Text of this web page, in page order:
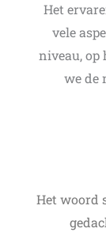
Het
vele
niveau, op
we de
Het woord